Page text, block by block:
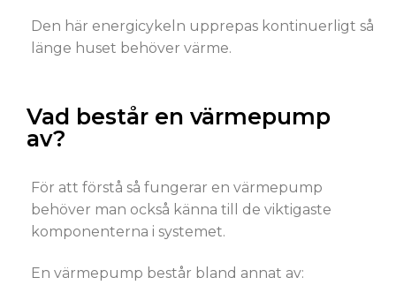
Den här energicykeln upprepas kontinuerligt så
länge huset behöver värme.
Vad består en värmepump
av?
För att förstå så fungerar en värmepump
behöver man också känna till de viktigaste
komponenterna i systemet.
En värmepump består bland annat av: